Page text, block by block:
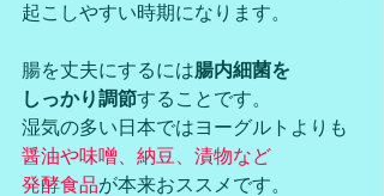
起こしやすい時期になります。
腸を丈夫にするには腸内細菌を
しっかり調節することです。
湿気の多い日本ではヨーグルトよりも
醤油や味噌、納豆、漬物など
発酵食品が本来おススメです。